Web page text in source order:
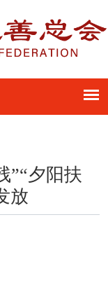
”“夕阳扶
放